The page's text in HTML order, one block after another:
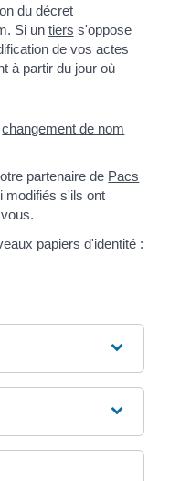
du décret
Si un tiers s'oppose
de vos actes
à partir du jour où
changement de nom
partenaire de Pacs
modifiés s'ils ont
papiers d'identité :